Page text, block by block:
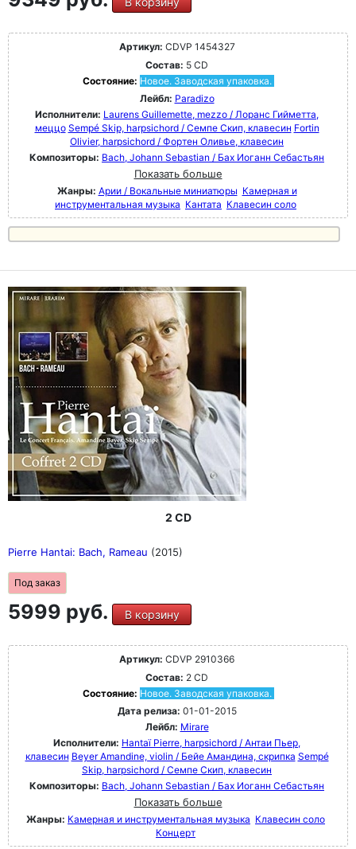
Артикул: CDVP 1454327
Состав: 5 CD
Состояние: Новое. Заводская упаковка.
Лейбл: Paradizo
Исполнители: Laurens Guillemette, mezzo / Лоранс Гийметта,
меццо Sempé Skip, harpsichord / Семпе Скип, клавесин Fortin
Olivier, harpsichord / Фортен Оливье, клавесин
Композиторы: Bach, Johann Sebastian / Бах Иоганн Себастьян
Показать больше
Жанры: Арии / Вокальные миниатюры Камерная и
инструментальная музыка Кантата Клавесин соло
2 CD
Pierre Hantai: Bach, Rameau (2015)
Под заказ
5999 руб. В корзину
Артикул: CDVP 2910366
Состав: 2 CD
Состояние: Новое. Заводская упаковка.
Дата релиза: 01-01-2015
Лейбл: Mirare
Исполнители: Hantaï Pierre, harpsichord / Антаи Пьер,
клавесин Beyer Amandine, violin / Бейе Амандина, скрипка Sempé
Skip, harpsichord / Семпе Скип, клавесин
Композиторы: Bach, Johann Sebastian / Бах Иоганн Себастьян
Показать больше
Жанры: Камерная и инструментальная музыка Клавесин соло
Концерт